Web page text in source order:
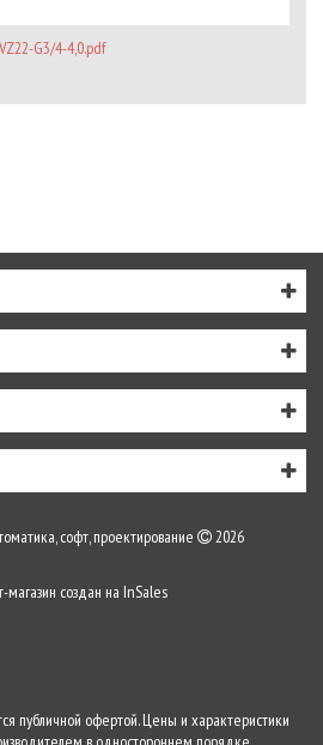
G3/4-4,0.pdf
софт, проектирование 2026
магазин создан на InSales
публичной офертой. Цены и характеристики